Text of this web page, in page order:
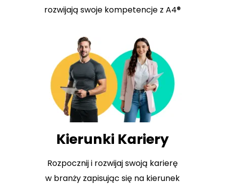
rozwijają swoje kompetencje z A4®
Kierunki Kariery
Rozpocznij i rozwijaj swoją karierę
w branży zapisując się na kierunek